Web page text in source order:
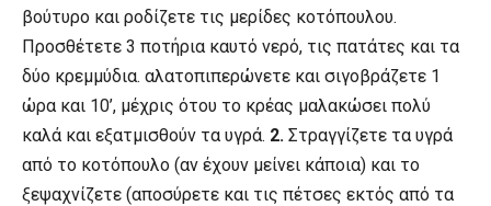
βούτυρο και ροδίζετε τις μερίδες κοτόπουλου.
Προσθέτετε 3 ποτήρια καυτό νερό, τις πατάτες και τα
δύο κρεμμύδια. αλατοπιπερώνετε και σιγοβράζετε 1
ώρα και 10’, μέχρις ότου το κρέας μαλακώσει πολύ
καλά και εξατμισθούν τα υγρά. 2. Στραγγίζετε τα υγρά
από το κοτόπουλο (αν έχουν μείνει κάποια) και το
ξεψαχνίζετε (αποσύρετε και τις πέτσες εκτός από τα